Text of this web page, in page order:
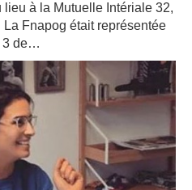
lieu à la Mutuelle Intériale 32,
Fnapog était représentée
3 de…